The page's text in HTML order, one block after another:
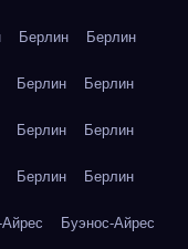
Берлин Берлин
Берлин Берлин
Берлин Берлин
Берлин Берлин
Буэнос-Айрес